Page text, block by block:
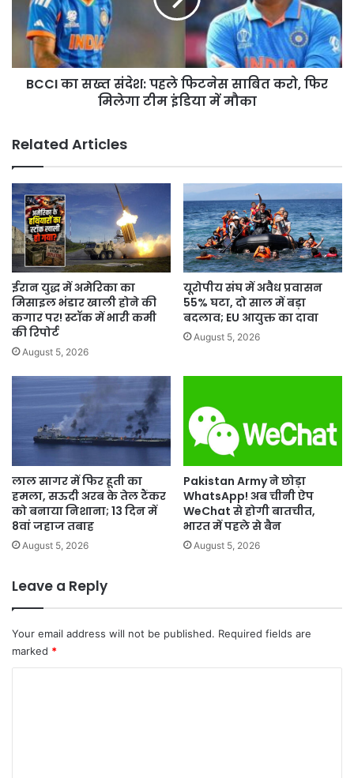
फिटनेस
साबित
फिर
मिलेगा
मौका
BCCI का सख्त संदेश: पहले फिटनेस साबित करो, फिर
मिलेगा टीम इंडिया में मौका
Related Articles
ईरान युद्ध में अमेरिका का
मिसाइल भंडार खाली होने की
कगार पर! स्टॉक में भारी कमी
की रिपोर्ट
August 5, 2026
यूरोपीय संघ में अवैध प्रवासन
55% घटा, दो साल में बड़ा
बदलाव; EU आयुक्त का दावा
August 5, 2026
लाल सागर में फिर हूती का
हमला, सऊदी अरब के तेल टैंकर
को बनाया निशाना; 13 दिन में
8वां जहाज तबाह
August 5, 2026
Pakistan Army ने छोड़ा
WhatsApp! अब चीनी ऐप
WeChat से होगी बातचीत,
भारत में पहले से बैन
August 5, 2026
Leave a Reply
Your email address will not be published. Required fields are
marked *